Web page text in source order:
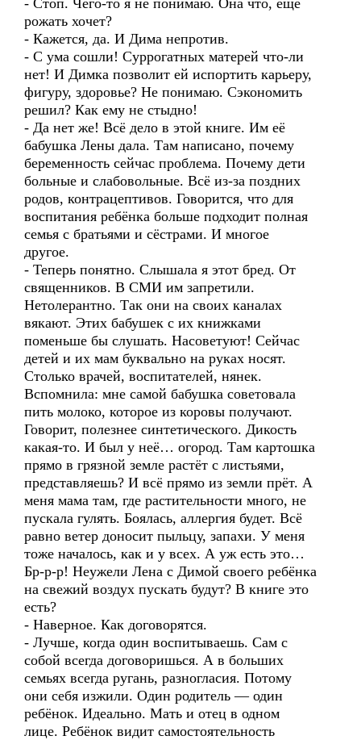
- Стоп. Чего-то я не понимаю. Она что, ещё
рожать хочет?
- Кажется, да. И Дима непротив.
- С ума сошли! Суррогатных матерей что-ли
нет! И Димка позволит ей испортить карьеру,
фигуру, здоровье? Не понимаю. Сэкономить
решил? Как ему не стыдно!
- Да нет же! Всё дело в этой книге. Им её
бабушка Лены дала. Там написано, почему
беременность сейчас проблема. Почему дети
больные и слабовольные. Всё из-за поздних
родов, контрацептивов. Говорится, что для
воспитания ребёнка больше подходит полная
семья с братьями и сёстрами. И многое
другое.
- Теперь понятно. Слышала я этот бред. От
священников. В СМИ им запретили.
Нетолерантно. Так они на своих каналах
вякают. Этих бабушек с их книжками
поменьше бы слушать. Насоветуют! Сейчас
детей и их мам буквально на руках носят.
Столько врачей, воспитателей, нянек.
Вспомнила: мне самой бабушка советовала
пить молоко, которое из коровы получают.
Говорит, полезнее синтетического. Дикость
какая-то. И был у неё… огород. Там картошка
прямо в грязной земле растёт с листьями,
представляешь? И всё прямо из земли прёт. А
меня мама там, где растительности много, не
пускала гулять. Боялась, аллергия будет. Всё
равно ветер доносит пыльцу, запахи. У меня
тоже началось, как и у всех. А уж есть это…
Бр-р-р! Неужели Лена с Димой своего ребёнка
на свежий воздух пускать будут? В книге это
есть?
- Наверное. Как договорятся.
- Лучше, когда один воспитываешь. Сам с
собой всегда договоришься. А в больших
семьях всегда ругань, разногласия. Потому
они себя изжили. Один родитель — один
ребёнок. Идеально. Мать и отец в одном
лице. Ребёнок видит самостоятельность